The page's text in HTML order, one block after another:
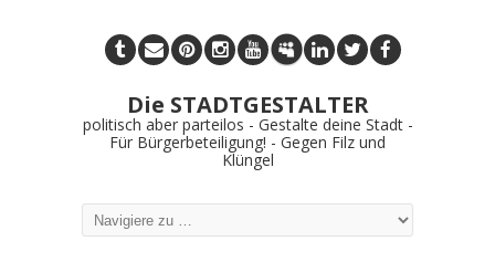
Die STADTGESTALTER
politisch aber parteilos - Gestalte deine Stadt -
Für Bürgerbeteiligung! - Gegen Filz und
Klüngel